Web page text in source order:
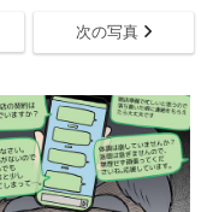
次の写真